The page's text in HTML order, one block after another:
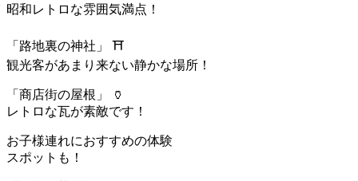
昭和レトロな雰囲気満点！
「路地裏の神社」 ⛩️
観光客があまり来ない静かな場所！
「商店街の屋根」 🏺
レトロな瓦が素敵です！
お子様連れにおすすめの体験
スポットも！